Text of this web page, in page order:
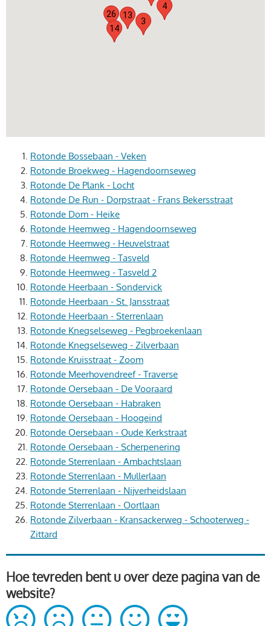
3
4
13
14
26
Rotonde Bossebaan - Veken
Rotonde Broekweg - Hagendoornseweg
Rotonde De Plank - Locht
Rotonde De Run - Dorpstraat - Frans Bekersstraat
Rotonde Dom - Heike
Rotonde Heemweg - Hagendoornseweg
Rotonde Heemweg - Heuvelstraat
Rotonde Heemweg - Tasveld
Rotonde Heemweg - Tasveld 2
Rotonde Heerbaan - Sondervick
Rotonde Heerbaan - St. Jansstraat
Rotonde Heerbaan - Sterrenlaan
Rotonde Knegselseweg - Pegbroekenlaan
Rotonde Knegselseweg - Zilverbaan
Rotonde Kruisstraat - Zoom
Rotonde Meerhovendreef - Traverse
Rotonde Oersebaan - De Vooraard
Rotonde Oersebaan - Habraken
Rotonde Oersebaan - Hoogeind
Rotonde Oersebaan - Oude Kerkstraat
Rotonde Oersebaan - Scherpenering
Rotonde Sterrenlaan - Ambachtslaan
Rotonde Sterrenlaan - Mullerlaan
Rotonde Sterrenlaan - Nijverheidslaan
Rotonde Sterrenlaan - Oortlaan
Rotonde Zilverbaan - Kransackerweg - Schooterweg -
Zittard
Hoe tevreden bent u over deze pagina van de
website?